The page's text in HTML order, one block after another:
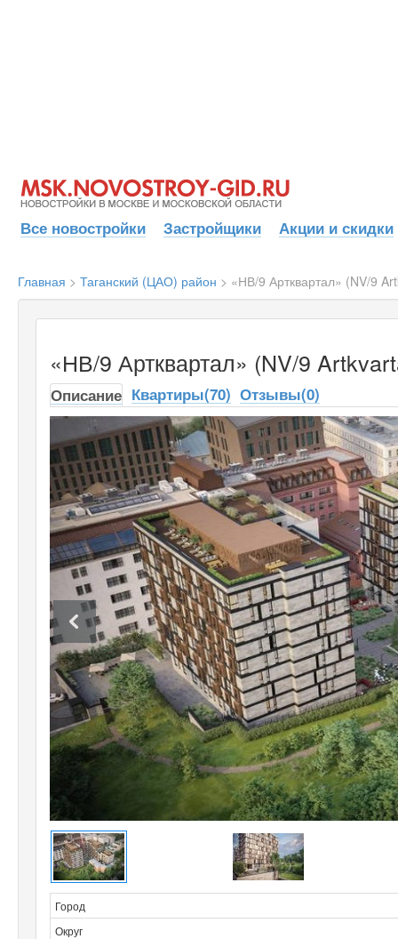
Все новостройки Застройщики Акции и скидки
Главная > Таганский (ЦАО) район > «НВ/9 Артквартал» (NV/9
«НВ/9 Артквартал» (NV/9
Описание Квартиры(70) Отзывы(0)
Город
Округ